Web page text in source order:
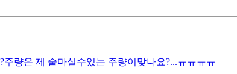
주량은 제 술마실수있는 주량이맞나요?...ㅠㅠㅠㅠ